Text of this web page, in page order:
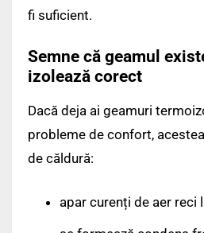
fi suficient.
Semne că geamul
izolează corect
Dacă deja ai geamuri
probleme de confort,
de căldură:
apar curenți de aer reci